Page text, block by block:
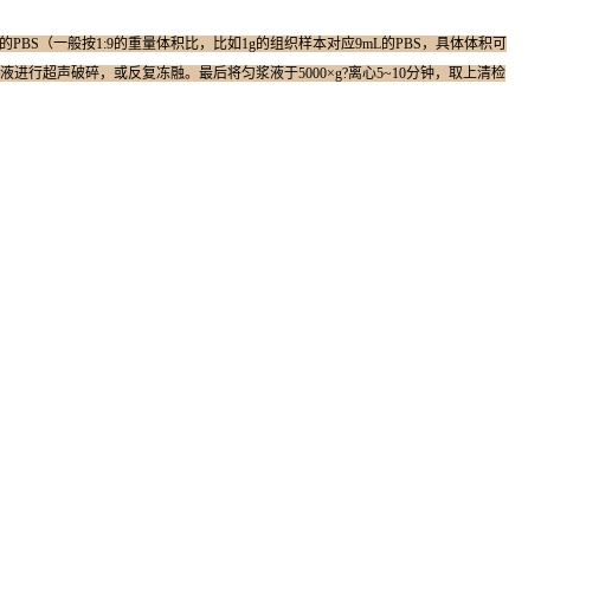
（一般按1:9的重量体积比，比如1g的组织样本对应9mL的PBS，具体体积可
行超声破碎，或反复冻融。最后将匀浆液于5000×g?离心5~10分钟，取上清检